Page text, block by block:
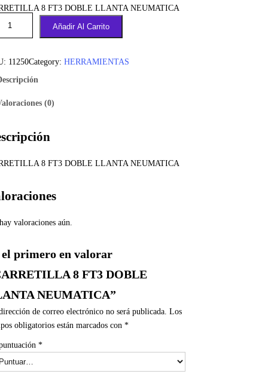
8 FT3 DOBLE LLANTA NEUMATICA
Añadir Al Carrito
11250Category: HERRAMIENTAS
(0)
8 FT3 DOBLE LLANTA NEUMATICA
valoraciones aún.
el primero en valorar
8 FT3 DOBLE
NEUMATICA”
de correo electrónico no será publicada. Los
obligatorios están marcados con *
*